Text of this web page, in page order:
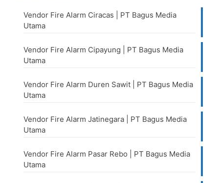
Vendor Fire Alarm Ciracas | PT Bagus Media
Utama
Vendor Fire Alarm Cipayung | PT Bagus Media
Utama
Vendor Fire Alarm Duren Sawit | PT Bagus Media
Utama
Vendor Fire Alarm Jatinegara | PT Bagus Media
Utama
Vendor Fire Alarm Pasar Rebo | PT Bagus Media
Utama